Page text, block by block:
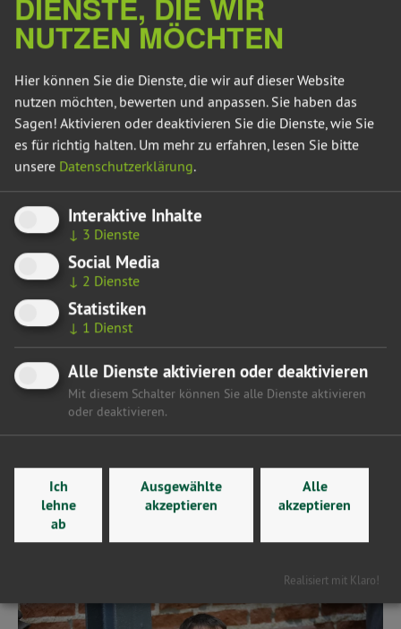
Foto: Landtagsfraktion BÜNDNIS 90/DIE GRÜNEN Sachsen-Anhalt
Cornelia Lüddemann besuchte die Nahverkehrsgesellschaft
Jerichower Land (NJL), einen kommunalen Betrieb, der den
täglichen Schülertransport organisiert. Trotz knapper Mittel
befördert die NJL rund 5.000 Schüler*innen. Sorgen
fehlende Förderprogramme für den Umstieg auf alternative
Antriebe.
der Freien Straffälligenhilfe. Gemeinsam erhielten sie einen
tiefen Einblick in die Entwicklung des Vereins, seine Arbeit
und die anstehenden Herausforderungen. Sie sprachen
auch über aktuelle Themen, die den Justizvollzug in
DIENSTE, DIE WIR
NUTZEN MÖCHTEN
Hier können Sie die Dienste, die wir auf dieser Website
nutzen möchten, bewerten und anpassen. Sie haben das
Sagen! Aktivieren oder deaktivieren Sie die Dienste, wie Sie
es für richtig halten. Um mehr zu erfahren, lesen Sie bitte
unsere Datenschutzerklärung.
Interaktive Inhalte
↓ 3 Dienste
Social Media
↓ 2 Dienste
Statistiken
↓ 1 Dienst
Alle Dienste aktivieren oder deaktivieren
Mit diesem Schalter können Sie alle Dienste aktivieren
oder deaktivieren.
Ich
lehne
ab
Ausgewählte
akzeptieren
Alle
akzeptieren
Realisiert mit Klaro!